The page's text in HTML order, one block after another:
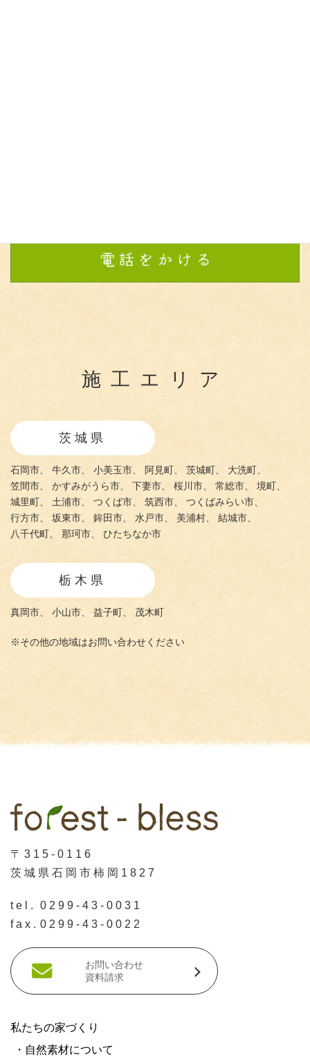
施工エリア
茨城県
石岡市、 牛久市、 小美玉市、 阿見町、 茨城町、
大洗町、
笠間市、
かすみがうら市、 下妻市、 桜川市、 常総市、
境町、
城里町、
土浦市、 つくば市、 筑西市、
つくばみらい市、
行方市、
坂東市、 鉾田市、 水戸市、 美浦村、
結城市、
八千代町、
那珂市、 ひたちなか市
栃木県
真岡市、 小山市、 益子町、 茂木町
※その他の地域はお問い合わせください
〒315-0116
茨城県石岡市柿岡1827
tel.
0299-43-0031
fax. 0299-43-0022
お問い合わせ
資料請求
私たちの家づくり
・自然素材について